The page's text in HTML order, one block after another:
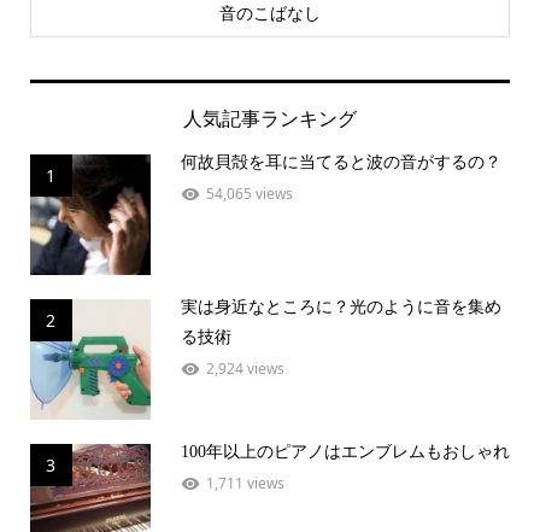
音のこばなし
人気記事ランキング
1
何故貝殻を耳に当てると波の音がするの？
54,065 views
2
実は身近なところに？光のように音を集め
る技術
2,924 views
3
100年以上のピアノはエンブレムもおしゃれ
1,711 views